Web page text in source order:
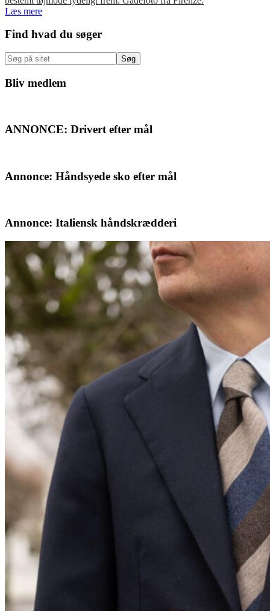
Læs mere
Primær
Sidebar
Find hvad du søger
Søg
på
sitet
Bliv medlem
ANNONCE: Drivert efter mål
Annonce: Håndsyede sko efter mål
Annonce: Italiensk håndskrædderi